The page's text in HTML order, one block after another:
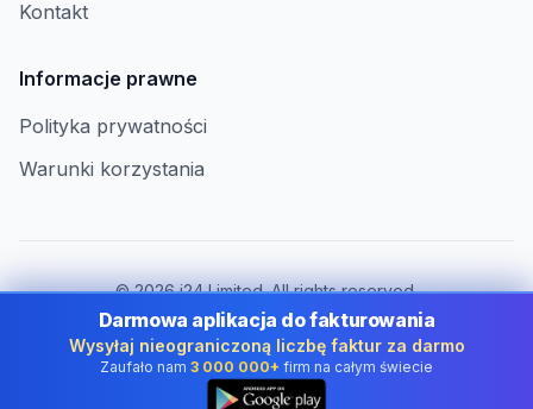
Kontakt
Informacje prawne
Polityka prywatności
Warunki korzystania
©2026i24 Limited. All rights reserved.
Dla firm w Poland
Zmień kraj:
Poland
Darmowa aplikacja do fakturowania
Wysyłaj nieograniczoną liczbę faktur za darmo
Zaufało nam 3 000 000+ firm na całym świecie